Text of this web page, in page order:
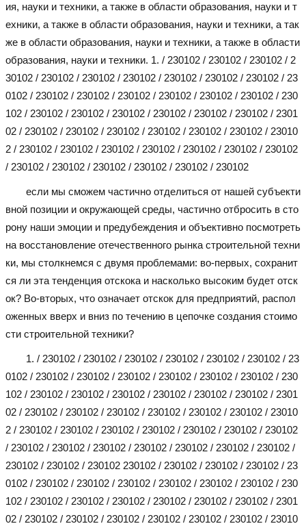
ия, науки и техники, а также в области образования, науки и т
ехники, а также в области образования, науки и техники, а так
же в области образования, науки и техники, а также в области
образования, науки и техники. 1. / 230102 / 230102 / 230102 / 2
30102 / 230102 / 230102 / 230102 / 230102 / 230102 / 230102 / 23
0102 / 230102 / 230102 / 230102 / 230102 / 230102 / 230102 / 230
102 / 230102 / 230102 / 230102 / 230102 / 230102 / 230102 / 2301
02 / 230102 / 230102 / 230102 / 230102 / 230102 / 230102 / 23010
2 / 230102 / 230102 / 230102 / 230102 / 230102 / 230102 / 230102
/ 230102 / 230102 / 230102 / 230102 / 230102 / 230102
если мы сможем частично отделиться от нашей субъекти
вной позиции и окружающей среды, частично отбросить в сто
рону наши эмоции и предубеждения и объективно посмотреть
на восстановление отечественного рынка строительной техни
ки, мы столкнемся с двумя проблемами: во-первых, сохранит
ся ли эта тенденция отскока и насколько высоким будет отск
ок? Во-вторых, что означает отскок для предприятий, распол
оженных вверх и вниз по течению в цепочке создания стоимо
сти строительной техники?
1. / 230102 / 230102 / 230102 / 230102 / 230102 / 230102 / 23
0102 / 230102 / 230102 / 230102 / 230102 / 230102 / 230102 / 230
102 / 230102 / 230102 / 230102 / 230102 / 230102 / 230102 / 2301
02 / 230102 / 230102 / 230102 / 230102 / 230102 / 230102 / 23010
2 / 230102 / 230102 / 230102 / 230102 / 230102 / 230102 / 230102
/ 230102 / 230102 / 230102 / 230102 / 230102 / 230102 / 230102 /
230102 / 230102 / 230102 230102 / 230102 / 230102 / 230102 / 23
0102 / 230102 / 230102 / 230102 / 230102 / 230102 / 230102 / 230
102 / 230102 / 230102 / 230102 / 230102 / 230102 / 230102 / 2301
02 / 230102 / 230102 / 230102 / 230102 / 230102 / 230102 / 23010